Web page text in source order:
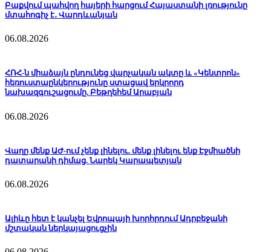
Բաքվում պահվող հայերի հարցում Հայաստանի լռությունը
մտահոգիչ է․ Վարդևանյան
06.08.2026
ՀՌՀ-ն միաձայն ընդունեց վարչական ակտը և «Կենտրոն»
հեռուստաընկերությունը ստացավ երկրորդ
նախազգուշացումը. Բեթղեհեմ Արաբյան
06.08.2026
Վաղը մենք ԱԺ-ում չենք լինելու. մենք լինելու ենք Էջմիածնի
դատարանի դիմաց. Նարեկ Կարապետյան
06.08.2026
Ալիևը հետ է կանչել Եվրոպայի խորհրդում Ադրբեջանի
մշտական ներկայացուցչին